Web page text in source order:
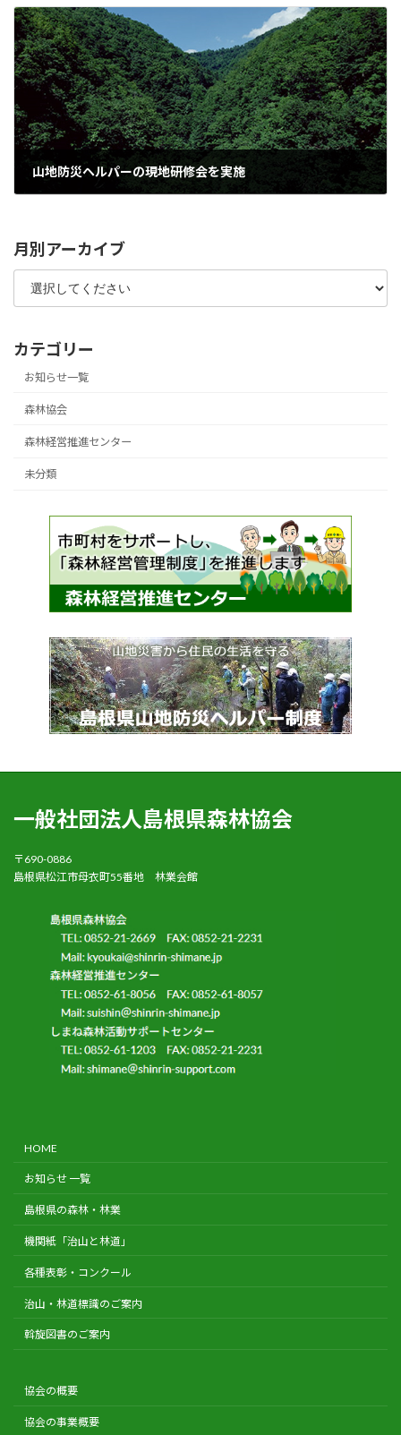
山地防災ヘルパーの現地研修会を実施
月別アーカイブ
カテゴリー
お知らせ一覧
森林協会
森林経営推進センター
未分類
一般社団法人島根県森林協会
〒690-0886
島根県松江市母衣町55番地 林業会館
HOME
お知らせ 一覧
島根県の森林・林業
機関紙「治山と林道」
各種表彰・コンクール
治山・林道標識のご案内
斡旋図書のご案内
協会の概要
協会の事業概要